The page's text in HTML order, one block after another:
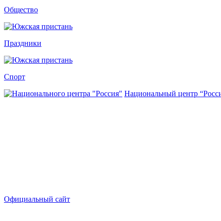
Общество
Праздники
Спорт
Национальный центр
Официальный сайт